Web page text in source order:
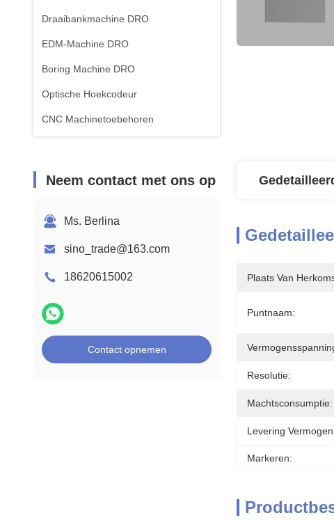
Draaibankmachine DRO
EDM-Machine DRO
Boring Machine DRO
Optische Hoekcodeur
CNC Machinetoebehoren
Neem contact met ons op
Ms. Berlina
sino_trade@163.com
18620615002
Contact opnemen
Plaats Van
Puntnaam:
Resolutie:
Machtsconsumptie:
Levering
Markeren: